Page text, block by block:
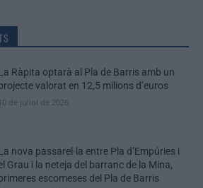
Ràpita optarà al Pla de Barris amb un
valorat en 12,5 milions d’euros
10 de juliol de 2026
nova passarel·la entre Pla d’Empúries i
Grau i la neteja del barranc de la Mina,
escomeses del Pla de Barris